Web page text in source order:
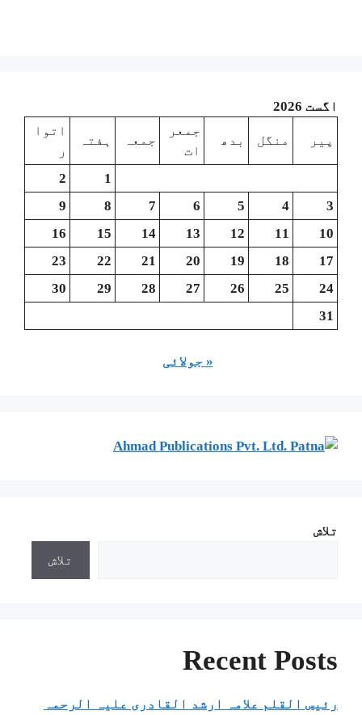
اگست 2026
پیر منگل بدھ
جمعر
ات
جمعہ ہفتہ
اتوا
ر
1
2
3
4
5
6
7
8
9
10
11
12
13
14
15
16
17
18
19
20
21
22
23
24
25
26
27
28
29
30
31
« جولائی
تلاش
تلاش
Recent Posts
رئیس القلم علامہ ارشد القادری علیہ الرحمہ